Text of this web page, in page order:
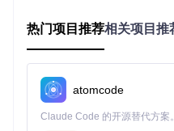
合成（src/synth/create-
技术原理图解：
文本输入 → 解析模块 → 音乐
热门项目推荐相关项目推
atomcode